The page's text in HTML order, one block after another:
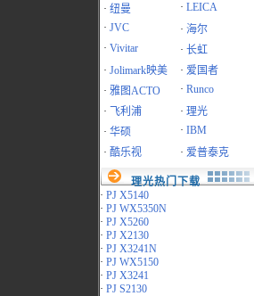
· 纽曼 · LEICA
· JVC · 海尔
· Vivitar · 长虹
· Jolimark映美 · 爱国者
· 雅图ACTO · Runco
·
飞利浦 · 理光
· 华硕 · IBM
· 酷乐视 · 爱普泰克
理光热门下载
· PJ X5140
· PJ WX5350N
· PJ X5260
· PJ X2130
· PJ X3241N
· PJ WX5150
· PJ X3241
· PJ S2130